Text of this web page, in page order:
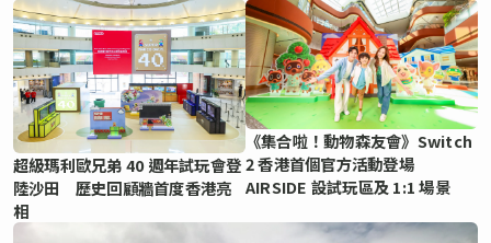
超級瑪利歐兄弟 40 週年試玩會登
陸沙田 歷史回顧牆首度香港亮
相
《集合啦！動物森友會》Switch
2 香港首個官方活動登場
AIRSIDE 設試玩區及 1:1 場景